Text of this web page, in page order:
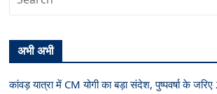
अभी अभी
कांवड़ यात्रा में CM योगी का बड़ा संदेश, पुष्पवर्षा के